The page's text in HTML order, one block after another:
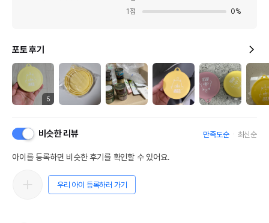
1 점 0%
포토 후기
5
비슷한 리뷰 만족도순 최신순
아이를 등록하면 비슷한 후기를 확인할 수 있어요.
우리 아이 등록하러 가기